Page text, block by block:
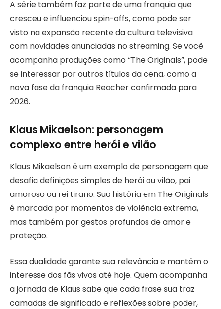
A série também faz parte de uma franquia que
cresceu e influenciou spin-offs, como pode ser
visto na expansão recente da cultura televisiva
com novidades anunciadas no streaming. Se você
acompanha produções como “The Originals”, pode
se interessar por outros títulos da cena, como a
nova fase da franquia Reacher confirmada para
2026.
Klaus Mikaelson: personagem
complexo entre herói e vilão
Klaus Mikaelson é um exemplo de personagem que
desafia definições simples de herói ou vilão, pai
amoroso ou rei tirano. Sua história em The Originals
é marcada por momentos de violência extrema,
mas também por gestos profundos de amor e
proteção.
Essa dualidade garante sua relevância e mantém o
interesse dos fãs vivos até hoje. Quem acompanha
a jornada de Klaus sabe que cada frase sua traz
camadas de significado e reflexões sobre poder,